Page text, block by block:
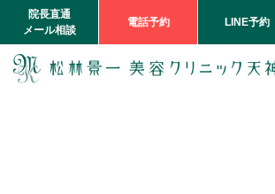
院長直通
メール相談
電話予約 LINE予約